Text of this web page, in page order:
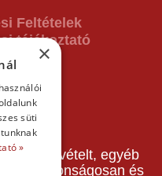
Feltételek
tájékoztató
részvételt, egyéb
biztonságosan és
×
süti
»